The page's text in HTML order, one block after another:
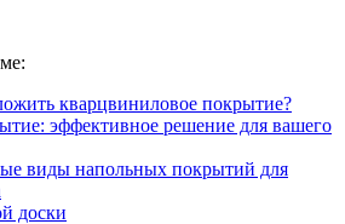
кварцвиниловое покрытие?
эффективное решение для вашего
виды напольных покрытий для
доски